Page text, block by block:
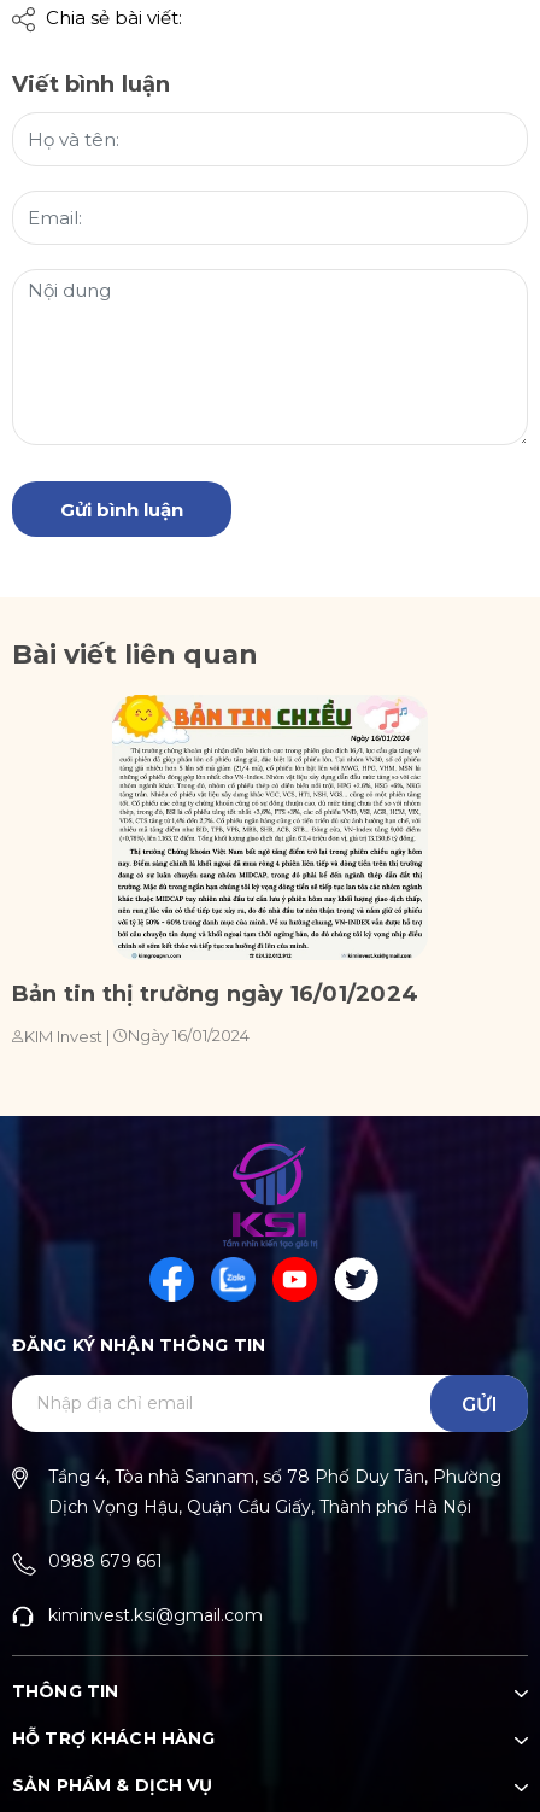
Chia sẻ bài viết:
Viết bình luận
Gửi bình luận
Bài viết liên quan
Bản tin thị trường ngày 16/01/2024
KIM Invest | Ngày 16/01/2024
ĐĂNG KÝ NHẬN THÔNG TIN
GỬI
Tầng 4, Tòa nhà Sannam, số 78 Phố Duy Tân, Phường
Dịch Vọng Hậu, Quận Cầu Giấy, Thành phố Hà Nội
0988 679 661
kiminvest.ksi@gmail.com
THÔNG TIN
HỖ TRỢ KHÁCH HÀNG
SẢN PHẨM & DỊCH VỤ